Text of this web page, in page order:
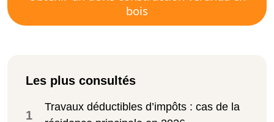
bois
Les plus consultés
1
Travaux déductibles d’impôts : cas de la